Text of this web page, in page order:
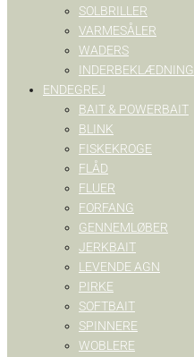
SOLBRILLER
VARMESÅLER
WADERS
INDERBEKLÆDNING
ENDEGREJ
BAIT & POWERBAIT
BLINK
FISKEKROGE
FLÅD
FLUER
FORFANG
GENNEMLØBER
JERKBAIT
LEVENDE AGN
PIRKE
SOFTBAIT
SPINNERE
WOBLERE